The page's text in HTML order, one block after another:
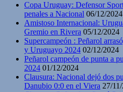
Copa Uruguay: Defensor
penales a Nacional 06/12/2024
Amistoso Internacional:
Gremio en Rivera 05/12/2024
Supercampeón : Peñarol
y Uruguayo 2024 02/12/2024
Peñarol campeón de punta a
2024 01/12/2024
Clausura: Nacional dejó dos
Danubio 0:0 en el Viera 27/